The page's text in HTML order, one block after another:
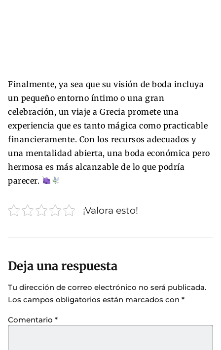
Finalmente, ya sea que su visión de boda incluya
un pequeño entorno íntimo o una gran
celebración, un viaje a Grecia promete una
experiencia que es tanto mágica como practicable
financieramente. Con los recursos adecuados y
una mentalidad abierta, una boda económica pero
hermosa es más alcanzable de lo que podría
parecer.
¡Valora esto!
Deja una respuesta
Tu dirección de correo electrónico no será publicada.
Los campos obligatorios están marcados con *
Comentario *